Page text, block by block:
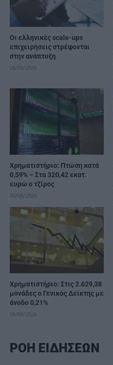
Οι ελληνικές scale-ups
επιχειρήσεις στρέφονται
στην ανάπτυξη
06/08/2026
Χρηματιστήριο: Πτώση κατά
0,59% – Στα 320,42 εκατ.
ευρώ ο τζίρος
06/08/2026
Χρηματιστήριο: Στις 2.629,38
μονάδες ο Γενικός Δείκτης με
άνοδο 0,21%
06/08/2026
ΡΟΗ ΕΙΔΗΣΕΩΝ